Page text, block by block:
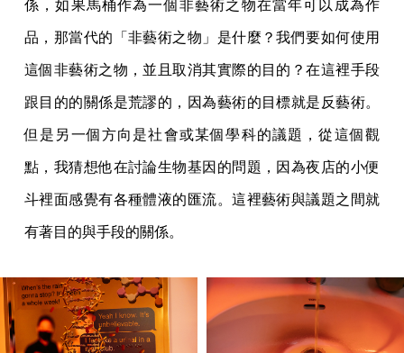
係，如果馬桶作為一個非藝術之物在當年可以成為作
品，那當代的「非藝術之物」是什麼？我們要如何使用
這個非藝術之物，並且取消其實際的目的？在這裡手段
跟目的的關係是荒謬的，因為藝術的目標就是反藝術。
但是另一個方向是社會或某個學科的議題，從這個觀
點，我猜想他在討論生物基因的問題，因為夜店的小便
斗裡面感覺有各種體液的匯流。這裡藝術與議題之間就
有著目的與手段的關係。